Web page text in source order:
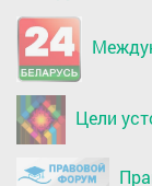
Цели